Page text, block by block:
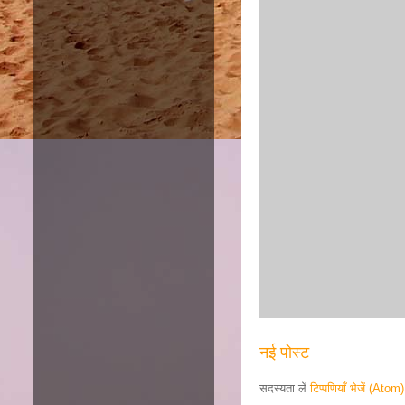
नई पोस्ट
सदस्यता लेंटिप्पणियाँ भेजें (Atom)